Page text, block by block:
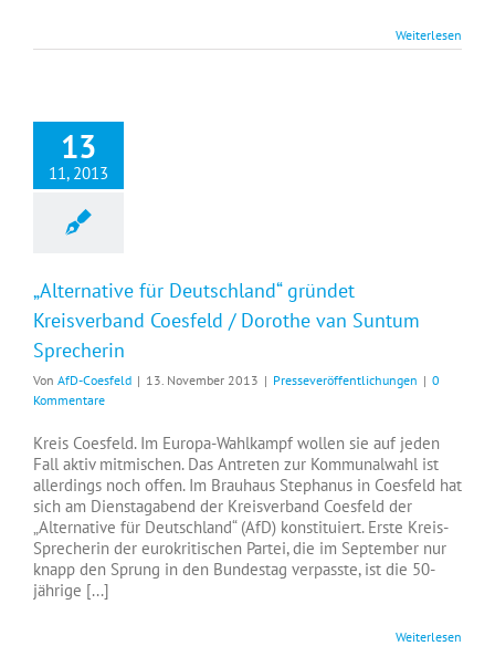
Weiterlesen
13
11, 2013
„Alternative für Deutschland“ gründet
Kreisverband Coesfeld / Dorothe van Suntum
Sprecherin
Von AfD-Coesfeld | 13. November 2013 | Presseveröffentlichungen | 0
Kommentare
Kreis Coesfeld. Im Europa-Wahlkampf wollen sie auf jeden
Fall aktiv mitmischen. Das Antreten zur Kommunalwahl ist
allerdings noch offen. Im Brauhaus Stephanus in Coesfeld hat
sich am Dienstagabend der Kreisverband Coesfeld der
„Alternative für Deutschland“ (AfD) konstituiert. Erste Kreis-
Sprecherin der eurokritischen Partei, die im September nur
knapp den Sprung in den Bundestag verpasste, ist die 50-
jährige [...]
Weiterlesen